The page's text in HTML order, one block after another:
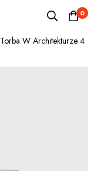
0
Torba W Architekturze 4